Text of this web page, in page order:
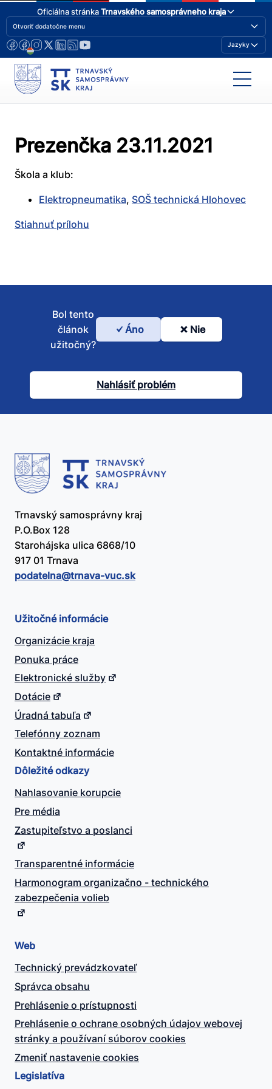
Oficiálna stránkaTrnavského samosprávneho kraja
Otvoriť dodatočne menu
Jazyky
Prezenčka 23.11.2021
Škola a klub:
Elektropneumatika, SOŠ technická Hlohovec
Stiahnuť prílohu
Bol
článok
užitočný?
Bol tento
článok
užitočný?
Áno Nie
Nahlásiť problém
Trnavský samosprávny kraj
P.O.Box 128
Starohájska ulica 6868/10
917 01 Trnava
podatelna@​trnava-vuc.sk
Užitočné informácie
Organizácie kraja
Ponuka práce
Elektronické služby
Dotácie
Úradná tabuľa
Telefónny zoznam
Kontaktné informácie
Dôležité odkazy
Nahlasovanie korupcie
Pre média
Zastupiteľstvo a poslanci
Transparentné informácie
Harmonogram organizačno - technického
zabezpečenia volieb
Web
Technický prevádzkovateľ
Správca obsahu
Prehlásenie o prístupnosti
Prehlásenie o ochrane osobných údajov webovej
stránky a používaní súborov cookies
Zmeniť nastavenie cookies
Legislatíva